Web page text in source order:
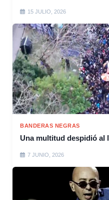
15 JULIO, 2026
BANDERAS NEGRAS
Una multitud despidió al
7 JUNIO, 2026